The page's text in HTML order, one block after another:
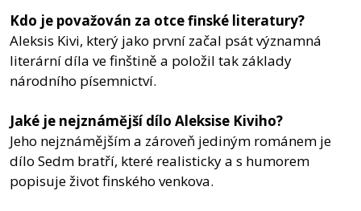
Kdo je považován za otce finské literatury?
Aleksis Kivi, který jako první začal psát významná
literární díla ve finštině a položil tak základy
národního písemnictví.
Jaké je nejznámější dílo Aleksise Kiviho?
Jeho nejznámějším a zároveň jediným románem je
dílo Sedm bratří, které realisticky a s humorem
popisuje život finského venkova.